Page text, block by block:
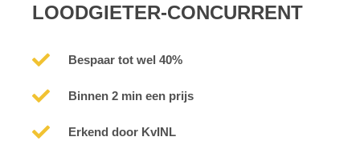
LOODGIETER-CONCURRENT
Bespaar tot wel 40%
Binnen 2 min een prijs
Erkend door KvINL